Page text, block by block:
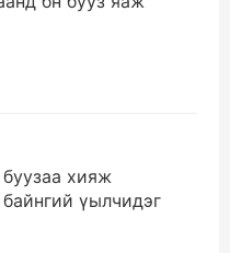
хияж
үылчидэг